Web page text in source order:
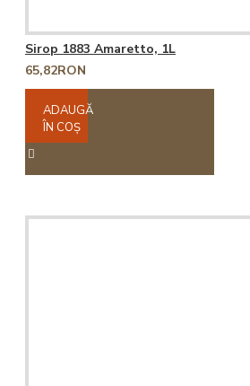
Sirop 1883 Amaretto, 1L
65,82RON
ADAUGĂ
ÎN COŞ